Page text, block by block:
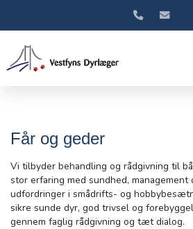
hovedindhold
Får og geder
Vi tilbyder behandling og rådgivning til
stor erfaring med sundhed, management
udfordringer i smådrifts- og
sikre sunde dyr, god trivsel og
gennem faglig rådgivning og tæt dialog.